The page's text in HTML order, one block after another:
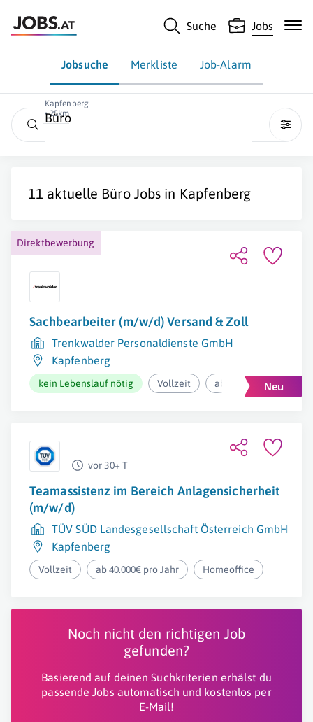
Suche Jobs
Jobsuche Merkliste Job-Alarm
Kapfenberg
• 25km
Büro
11 aktuelle BüroJobs in Kapfenberg
Direktbewerbung
Sachbearbeiter (m/w/d) Versand & Zoll
Trenkwalder Personaldienste GmbH
Kapfenberg
kein Lebenslauf nötig Vollzeit ab 2.947,89€ pro
vor 30+ T
Teamassistenz im Bereich Anlagensicherheit
(m/w/d)
TÜV SÜD Landesgesellschaft Österreich GmbH
Kapfenberg
Vollzeit ab 40.000€ pro Jahr Homeoffice
Noch nicht den richtigen Job
gefunden?
Basierend auf deinen Suchkriterien erhälst du
passende Jobs automatisch und kostenlos per
E-Mail!